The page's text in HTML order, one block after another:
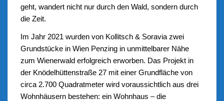
geht, wandert nicht nur durch den Wald, sondern durch
die Zeit.
Im Jahr 2021 wurden von Kollitsch & Soravia zwei
Grundstücke in Wien Penzing in unmittelbarer Nähe
zum Wienerwald erfolgreich erworben. Das Projekt in
der Knödelhüttenstraße 27 mit einer Grundfläche von
circa 2.700 Quadratmeter wird voraussichtlich aus drei
Wohnhäusern bestehen: ein Wohnhaus – die